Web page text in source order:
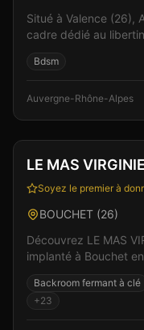
Situé à Valence (26),
cadre dédié au libertinage.
Bdsm
Auvergne-Rhône-Alpes
Club Sauna +7
LE MAS VIRGINIE
Soyez le premier à
BOUCHET (26)
Découvrez LE MAS
implanté à Bouchet en
Backroom fermant à clé
+23